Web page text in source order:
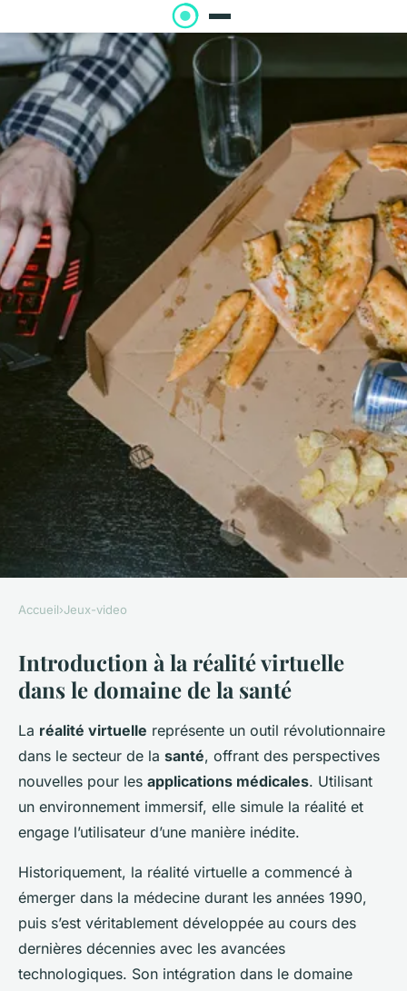
L'impact de la réalité virtuelle
sur la santé : est-ce vraiment
bénéfique?
admin •29 mars 2025 • 6 min de lecture
Accueil›Jeux-video
Introduction à la réalité virtuelle
dans le domaine de la santé
La réalité virtuelle représente un outil révolutionnaire
dans le secteur de la santé, offrant des perspectives
nouvelles pour les applications médicales. Utilisant
un environnement immersif, elle simule la réalité et
engage l’utilisateur d’une manière inédite.
Historiquement, la réalité virtuelle a commencé à
émerger dans la médecine durant les années 1990,
puis s’est véritablement développée au cours des
dernières décennies avec les avancées
technologiques. Son intégration dans le domaine